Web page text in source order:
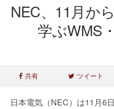
NEC、11月か
学ぶWMS
共有 ツイート
日本電気（NEC）は11月6